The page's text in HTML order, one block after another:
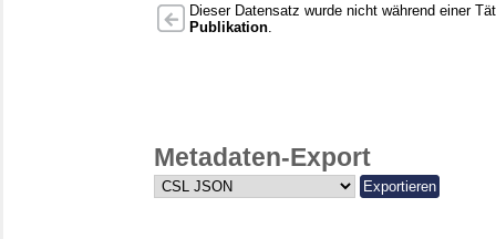
Dieser Datensatz wurde nicht während einer
Publikation
Metadaten-Export